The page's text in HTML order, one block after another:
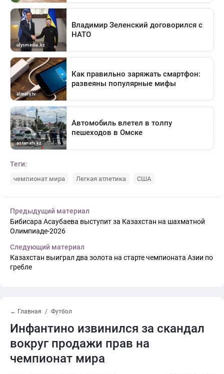
Теги:
чемпионат мира Легкая атлетика США
Предыдущий материал
Бибисара Асаубаева выступит за Казахстан на шахматной
Олимпиаде-2026
Следующий материал
Казахстан выиграл два золота на старте чемпионата Азии по
гребле
← Главная Футбол
Инфантино извинился за скандал
вокруг продажи прав на
чемпионат мира